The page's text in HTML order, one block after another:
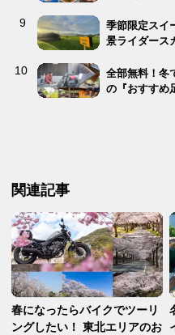
季節限定スイ
景ライダース
全部無料！冬
の『おすすめ
関連記事
春になったらバイクでツーリ
ングしたい！ 東北エリアのお